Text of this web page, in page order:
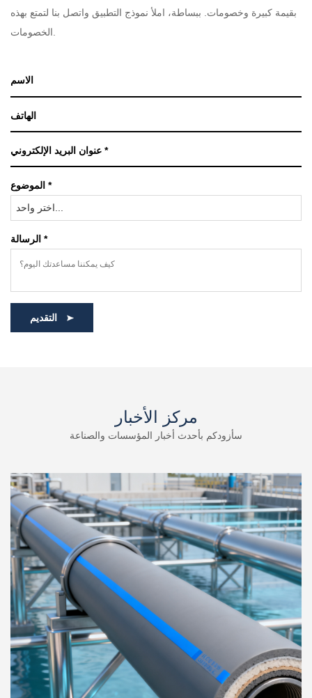
بقيمة كبيرة وخصومات. ببساطة، املأ نموذج التطبيق واتصل بنا لتمتع بهذه
الخصومات.
الموضوع *
الرسالة *
مركز الأخبار
سأزودكم بأحدث أخبار المؤسسات والصناعة